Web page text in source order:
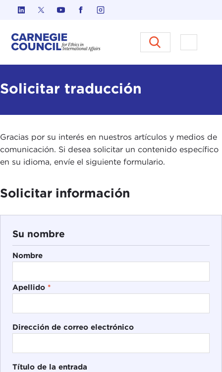
Ir al contenido
Carnegie Council sobre Ética
Abrir el
Solicitar traducción
Gracias por su interés en nuestros artículos y medios de
comunicación. Si desea solicitar un contenido específico
en su idioma, envíe el siguiente formulario.
Solicitar información
Su nombre
Nombre
Apellido *
Dirección de correo electrónico
Título de la entrada